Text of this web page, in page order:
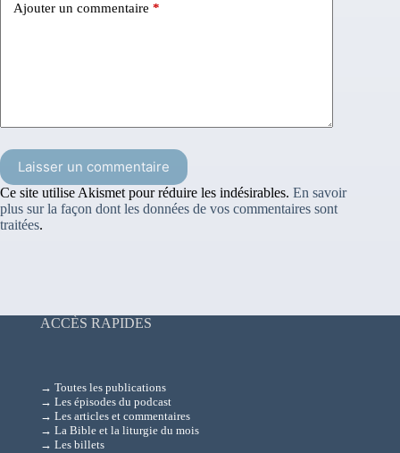
Ajouter un commentaire *
Laisser un commentaire
Ce site utilise Akismet pour réduire les indésirables. En savoir
plus sur la façon dont les données de vos commentaires sont
traitées.
ACCÈS RAPIDES
→ Toutes les publications
→ Les épisodes du podcast
→ Les articles et commentaires
→ La Bible et la liturgie du mois
→ Les billets